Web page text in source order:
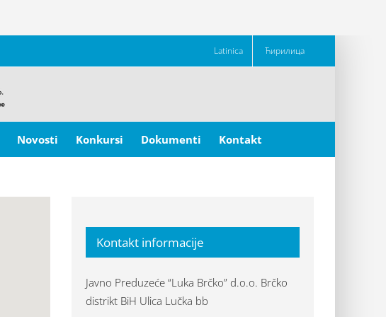
Latinica Ћирилица
Novosti Konkursi Dokumenti Kontakt
Kontakt informacije
Javno Preduzeće “Luka Brčko” d.o.o. Brčko
distrikt BiH Ulica Lučka bb